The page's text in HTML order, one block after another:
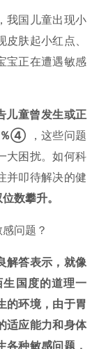
我国儿童出现小
肤起小红点、
宝正在遭遇敏感
儿童曾发生或正
％④ ，这些问题
大困扰。如何科
并叩待解决的健
数攀升。
问题？
答表示， 就像
国度的道理一
的环境，由于胃
适应能力和身体
各种敏感问题，